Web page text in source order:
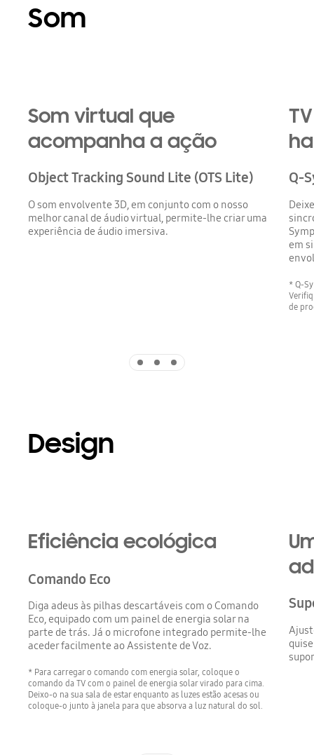
Som
Som virtual que
acompanha a ação
Object Tracking Sound Lite (OTS Lite)
O som envolvente 3D, em conjunto com o nosso
melhor canal de áudio virtual, permite-lhe criar uma
experiência de áudio imersiva.
Q-
em
* Q-
de
Design
Eficiência ecológica
Comando Eco
Diga adeus às pilhas descartáveis com o Comando
Eco, equipado com um painel de energia solar na
parte de trás. Já o microfone integrado permite-lhe
aceder facilmente ao Assistente de Voz.
* Para carregar o comando com energia solar, coloque o
comando da TV com o painel de energia solar virado para cima.
Deixo-o na sua sala de estar enquanto as luzes estão acesas ou
coloque-o junto à janela para que absorva a luz natural do sol.